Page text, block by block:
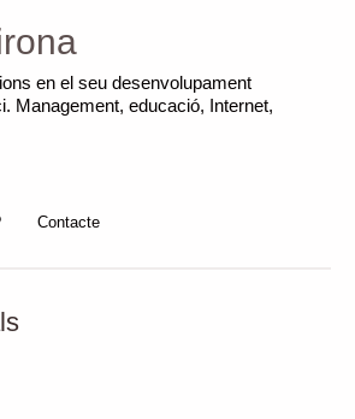
en el seu desenvolupament
Management, educació, Internet,
Contacte